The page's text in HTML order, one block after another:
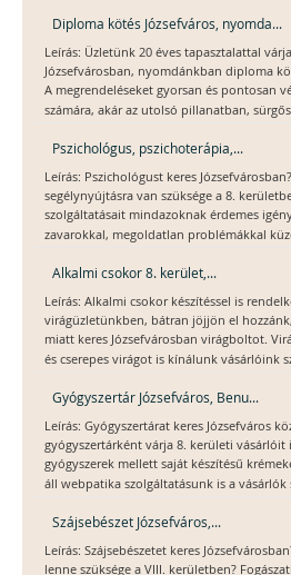
Diploma kötés Józsefváros, nyomda...
Leírás: Üzletünk 20 éves tapasztalattal
Józsefvárosban, nyomdánkban diploma
A megrendeléseket gyorsan és pontosan
számára, akár az utolsó pillanatban,
Pszichológus, pszichoterápia,...
Leírás: Pszichológust keres
segélynyújtásra van szüksége a 8.
szolgáltatásait mindazoknak érdemes
zavarokkal, megoldatlan problémákkal
Alkalmi csokor 8. kerület,...
Leírás: Alkalmi csokor készítéssel is
virágüzletünkben, bátran jöjjön el
miatt keres Józsefvárosban virágboltot.
és cserepes virágot is kínálunk vásárlóink
Gyógyszertár Józsefváros, Benu...
Leírás: Gyógyszertárat keres Józsefváros
gyógyszertárként várja 8. kerületi vásárlóit
gyógyszerek mellett saját készítésű
áll webpatika szolgáltatásunk is a vásárlók
Szájsebészet Józsefváros,...
Leírás: Szájsebészetet keres
lenne szüksége a VIII. kerületben?